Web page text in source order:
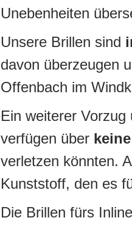
Unebenheiten
Unsere Brillen sind
davon überzeugen
Offenbach im
Ein weiterer
verfügen über
verletzen könnten.
Kunststoff, den es
Die Brillen fürs